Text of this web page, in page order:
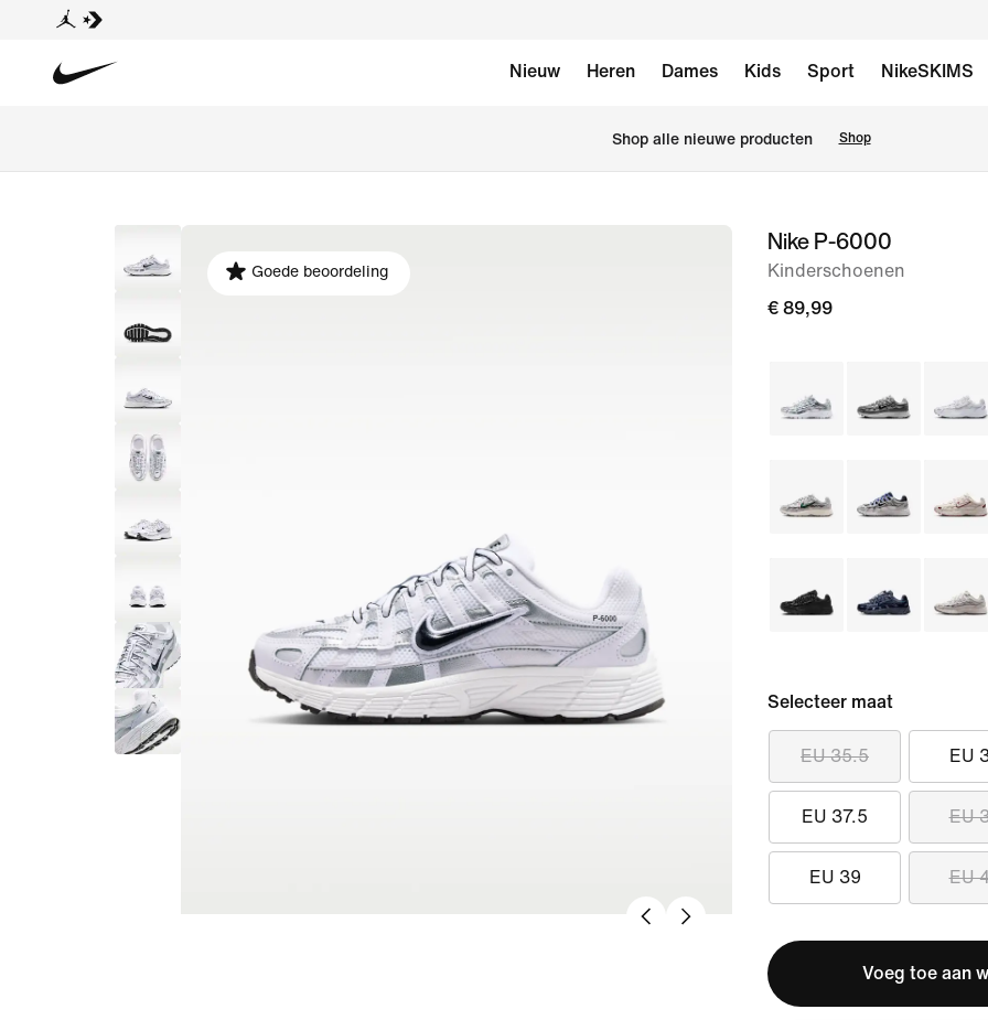
Nieuw Heren Dames Kids Sport NikeSKIMS
Shop alle nieuwe producten Shop
afbeelding
Goede beoordeling
Nike P-6000
Kinderschoenen
€ 89,99
Selecteer maat
EU 35.5 EU
EU 37.5 EU
EU 39 EU
Voeg toe aan